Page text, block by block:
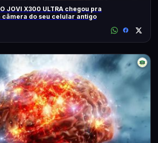
JOVI X300 ULTRA chegou pra
do seu celular antigo